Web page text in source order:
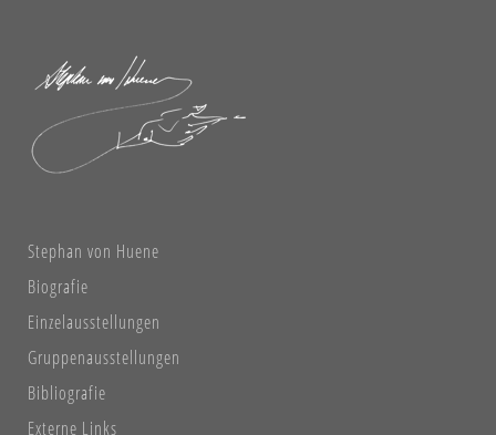
Stephan von Huene
Biografie
Einzelausstellungen
Gruppenausstellungen
Bibliografie
Externe Links